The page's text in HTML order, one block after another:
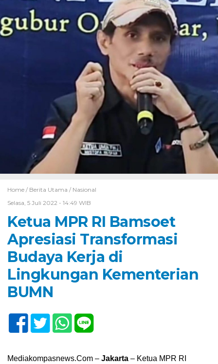
Home / Berita Utama / Nasional
Selasa, 5 Juli 2022 - 14:49 WIB
Ketua MPR RI Bamsoet
Apresiasi Transformasi
Budaya Kerja di
Lingkungan Kementerian
BUMN
Mediakompasnews.Com – Jakarta – Ketua MPR RI